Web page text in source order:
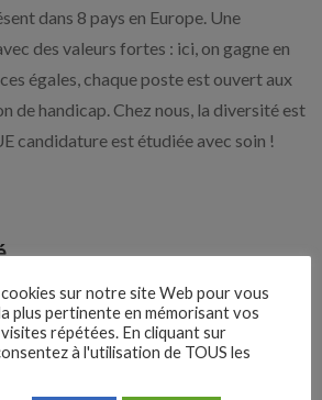
dans 8 pays en Europe. Une
des valeurs fortes : ici, on gagne en
égales, chaque poste est ouvert aux
de handicap. Chez nous, la diversité est
candidature est étudiée avec soin !
formation technique (maintenance
MELEC, MSPC, CRSA ou
de bonnes connaissances en :
sur notre site Web pour vous
plus pertinente en mémorisant vos
répétées. En cliquant sur
à l'utilisation de TOUS les